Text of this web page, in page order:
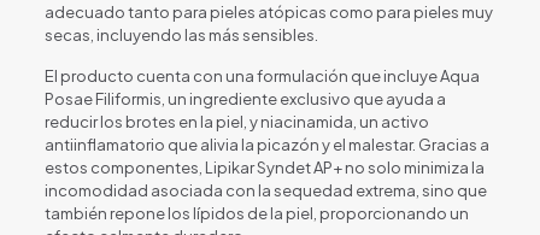
adecuado tanto para pieles atópicas como para pieles muy
secas, incluyendo las más sensibles.
El producto cuenta con una formulación que incluye Aqua
Posae Filiformis, un ingrediente exclusivo que ayuda a
reducir los brotes en la piel, y niacinamida, un activo
antiinflamatorio que alivia la picazón y el malestar. Gracias a
estos componentes, Lipikar Syndet AP+ no solo minimiza la
incomodidad asociada con la sequedad extrema, sino que
también repone los lípidos de la piel, proporcionando un